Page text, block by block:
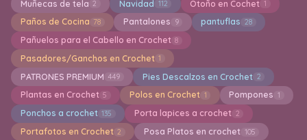
Muñecas de tela 2 Navidad 112 Otoño en Cochet 1
Paños de Cocina 78 Pantalones 9 pantuflas 28
Pañuelos para el Cabello en Crochet 8
Pasadores/Ganchos en Crochet 1
PATRONES PREMIUM 449 Pies Descalzos en Crochet 2
Plantas en Crochet 5 Polos en Crochet 1 Pompones 1
Ponchos a crochet 135 Porta lapices a crochet 2
Portafotos en Crochet 2 Posa Platos en crochet 105